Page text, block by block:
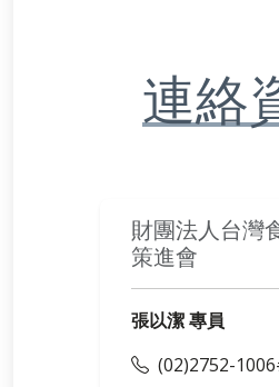
連絡
財團法人台灣
策進會
張以潔 專員
(02)2752-